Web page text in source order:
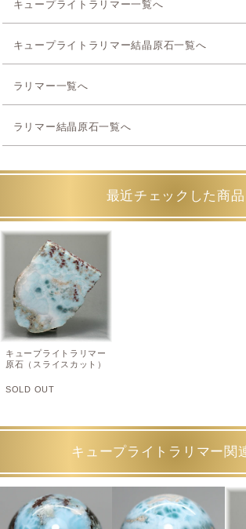
キュープライトラリマー一覧へ
キュープライトラリマー結晶原石一覧へ
ラリマー一覧へ
ラリマー結晶原石一覧へ
最近チェックした商品
キュープライトラリマー
原石（スライスカット）
SOLD OUT
キュープライトラリマー関